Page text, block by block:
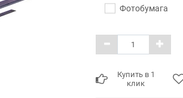
Фотобумага
Купить в 1
клик